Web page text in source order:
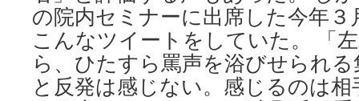
の院内セミナーに出席した今年３
こんなツイートをしていた。 「
ら、ひたすら罵声を浴びせられ
と反発は感じない。感じるのは